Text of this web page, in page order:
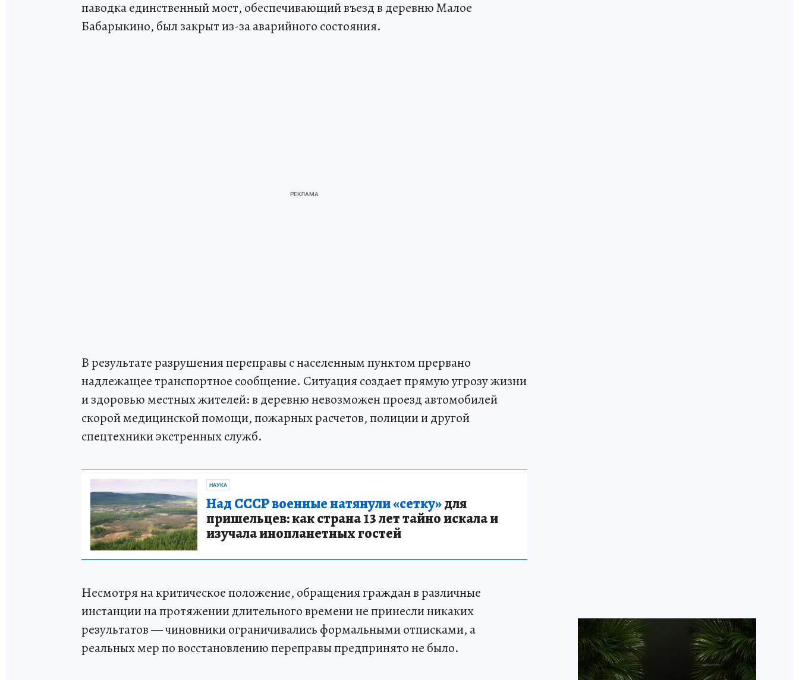
паводка единственный мост, обеспечивающий въезд в деревню Малое
Бабарыкино, был закрыт из-за аварийного состояния.
В результате разрушения переправы с населенным пунктом прервано
надлежащее транспортное сообщение. Ситуация создает прямую угрозу жизни
и здоровью местных жителей: в деревню невозможен проезд автомобилей
скорой медицинской помощи, пожарных расчетов, полиции и другой
спецтехники экстренных служб.
НАУКА
Над СССР военные натянули «сетку»для
пришельцев: как страна 13 лет тайно искала и
изучала инопланетных гостей
Несмотря на критическое положение, обращения граждан в различные
инстанции на протяжении длительного времени не принесли никаких
результатов — чиновники ограничивались формальными отписками, а
реальных мер по восстановлению переправы предпринято не было.